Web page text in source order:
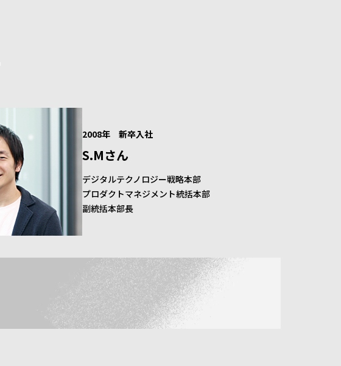
2008年 新卒入社
S.Mさん
デジタルテクノロジー戦略本部
プロダクトマネジメント統括本部
副統括本部長